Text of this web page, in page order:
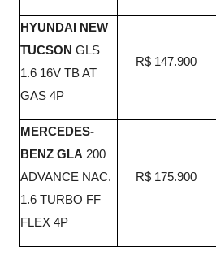
HYUNDAI NEW
TUCSON GLS
1.6 16V TB AT
GAS 4P
R$ 147.900
MERCEDES-
BENZ GLA 200
ADVANCE NAC.
1.6 TURBO FF
FLEX 4P
R$ 175.900